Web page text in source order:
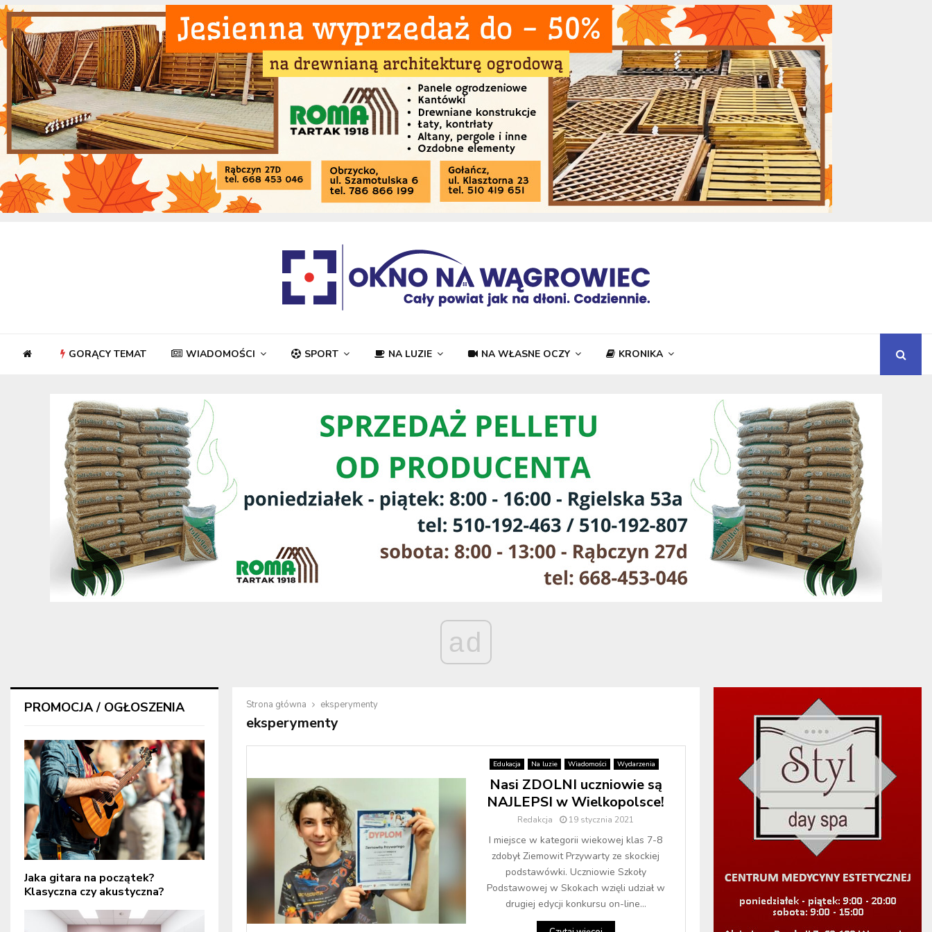
GORĄCY TEMAT WIADOMOŚCI SPORT NA LUZIE NA WŁASNE OCZY KRONIKA
ad
Strona główna eksperymenty
eksperymenty
Edukacja Na luzie Wiadomości Wydarzenia
Nasi ZDOLNI uczniowie są
NAJLEPSI w Wielkopolsce!
Redakcja 19 stycznia 2021
I miejsce w kategorii wiekowej klas 7-8
zdobył Ziemowit Przywarty ze skockiej
podstawówki. Uczniowie Szkoły
Podstawowej w Skokach wzięli udział w
drugiej edycji konkursu on-line...
PROMOCJA / OGŁOSZENIA
Jaka gitara na początek?
Klasyczna czy akustyczna?